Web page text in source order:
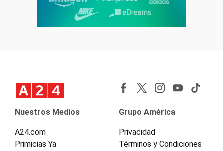
Nuestros Medios
A24.com
Primicias Ya
Grupo América
Privacidad
Términos y Condiciones